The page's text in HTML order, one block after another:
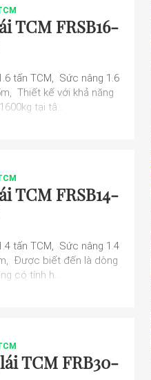
TCM FRSB16-
tấn TCM, Sức nâng 1.6
Thiết kế với khả năng
tại tâ...
TCM FRSB14-
tấn TCM, Sức nâng 1.4
Được biết đến là dòng
có tính h...
TCM FRB30-